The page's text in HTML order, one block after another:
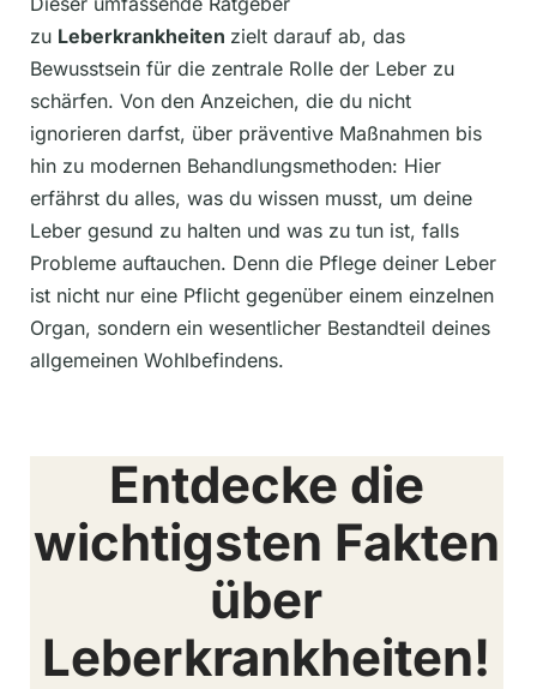
zu Leberkrankheiten zielt darauf ab, das
Bewusstsein für die zentrale Rolle der Leber zu
schärfen. Von den Anzeichen, die du nicht
ignorieren darfst, über präventive Maßnahmen bis
hin zu modernen Behandlungsmethoden: Hier
erfährst du alles, was du wissen musst, um deine
Leber gesund zu halten und was zu tun ist, falls
Probleme auftauchen. Denn die Pflege deiner Leber
ist nicht nur eine Pflicht gegenüber einem einzelnen
Organ, sondern ein wesentlicher Bestandteil deines
allgemeinen Wohlbefindens.
Entdecke die
wichtigsten Fakten
über
Leberkrankheiten!